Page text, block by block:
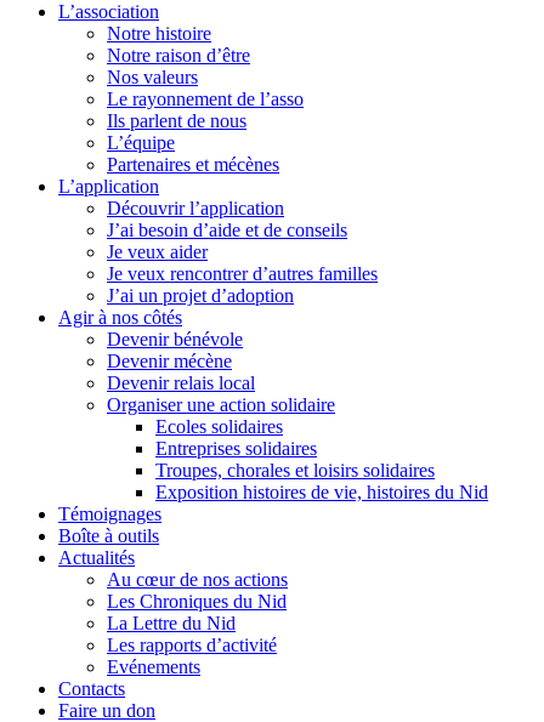
L’association
Notre histoire
Notre raison d’être
Nos valeurs
Le rayonnement de l’asso
Ils parlent de nous
L’équipe
Partenaires et mécènes
L’application
Découvrir l’application
J’ai besoin d’aide et de conseils
Je veux aider
Je veux rencontrer d’autres familles
J’ai un projet d’adoption
Agir à nos côtés
Devenir bénévole
Devenir mécène
Devenir relais local
Organiser une action solidaire
Ecoles solidaires
Entreprises solidaires
Troupes, chorales et loisirs solidaires
Exposition histoires de vie, histoires du Nid
Témoignages
Boîte à outils
Actualités
Au cœur de nos actions
Les Chroniques du Nid
La Lettre du Nid
Les rapports d’activité
Evénements
Contacts
Faire un don